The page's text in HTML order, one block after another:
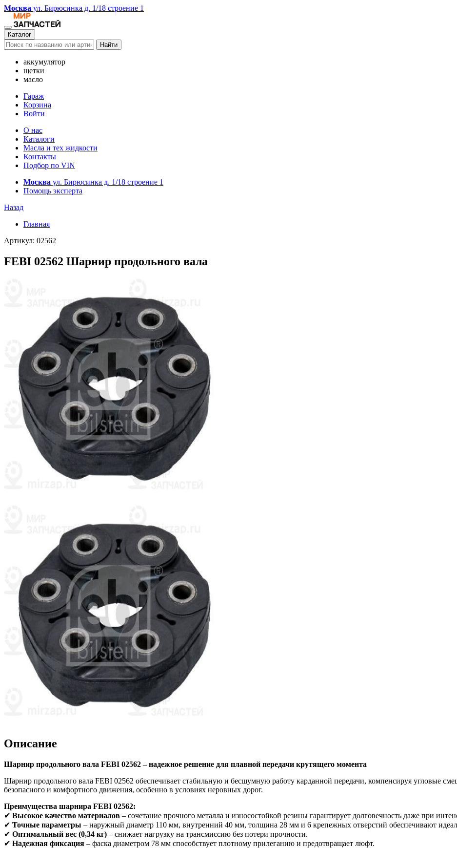
Москва ул. Бирюсинка д. 1/18 строение 1
Каталог
Найти
аккумулятор
щетки
масло
Гараж
Корзина
Войти
О нас
Каталоги
Масла и тех жидкости
Контакты
Подбор по VIN
Москва ул. Бирюсинка д. 1/18 строение 1
Помощь эксперта
Назад
Главная
Артикул: 02562
FEBI 02562 Шарнир продольного вала
Описание
Шарнир продольного вала FEBI 02562 – надежное решение для плавной передачи крутящего момента
Шарнир продольного вала FEBI 02562 обеспечивает стабильную и бесшумную работу карданной передачи, компенсируя угловые
безопасного и комфортного движения, особенно в условиях неровных дорог.
Преимущества шарнира FEBI 02562:
✔ Высокое качество материалов – сочетание прочного металла и износостойкой резины гарантирует долговечность даже при
✔ Точные параметры – наружный диаметр 110 мм, внутренний 40 мм, толщина 28 мм и 6 крепежных отверстий обеспечивают
✔ Оптимальный вес (0,34 кг) – снижает нагрузку на трансмиссию без потери прочности.
✔ Надежная фиксация – фаска диаметром 78 мм способствует плотному прилеганию и предотвращает люфт.